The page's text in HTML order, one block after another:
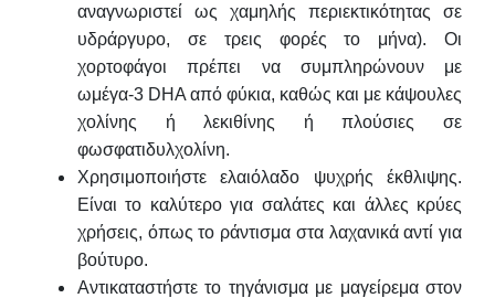
αναγνωριστεί ως χαμηλής περιεκτικότητας σε
υδράργυρο, σε τρεις φορές το μήνα). Οι
χορτοφάγοι πρέπει να συμπληρώνουν με
ωμέγα-3 DHA από φύκια, καθώς και με κάψουλες
χολίνης ή λεκιθίνης ή πλούσιες σε
φωσφατιδυλχολίνη.
Χρησιμοποιήστε ελαιόλαδο ψυχρής έκθλιψης.
Είναι το καλύτερο για σαλάτες και άλλες κρύες
χρήσεις, όπως το ράντισμα στα λαχανικά αντί για
βούτυρο.
Αντικαταστήστε το τηγάνισμα με μαγείρεμα στον